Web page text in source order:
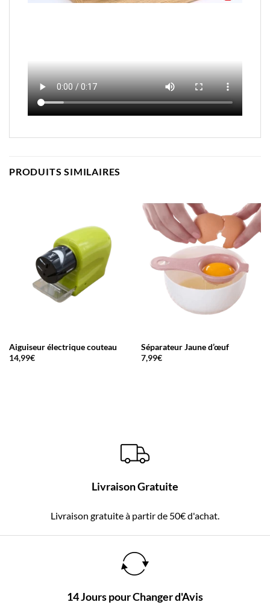
PRODUITS SIMILAIRES
Aiguiseur électrique couteau
14,99€
Séparateur Jaune d’œuf
7,99€
Livraison Gratuite
Livraison gratuite à partir de 50€ d'achat.
14 Jours pour Changer d'Avis